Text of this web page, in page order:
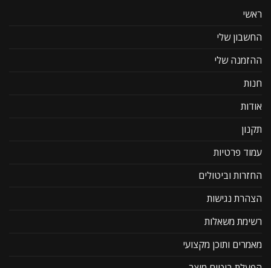
ראשי
החשבון שלי
ההזמנה שלי
חנות
אודות
תקנון
עמוד פרטיות
החזרות וביטולים
הצהרת נגישות
רשימת משאלות
מאמרים ותוכן מקצועי